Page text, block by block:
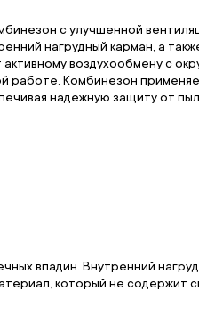
с улучшенной
нагрудный карман, а
воздухообмену с
работе. Комбинезон
надёжную защиту от
впадин. Внутренний
который не содержит